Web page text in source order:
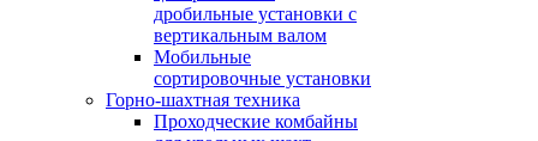
дробильные установки с
вертикальным валом
Мобильные
сортировочные установки
Горно-шахтная техника
Проходческие комбайны